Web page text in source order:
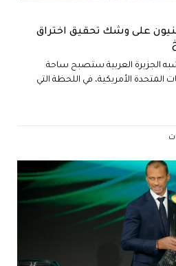
على وشك تحقيق اختراق
الجزيرة العربية ستصبح ساحة
المتحدة الأمريكية، في اللحظة التي